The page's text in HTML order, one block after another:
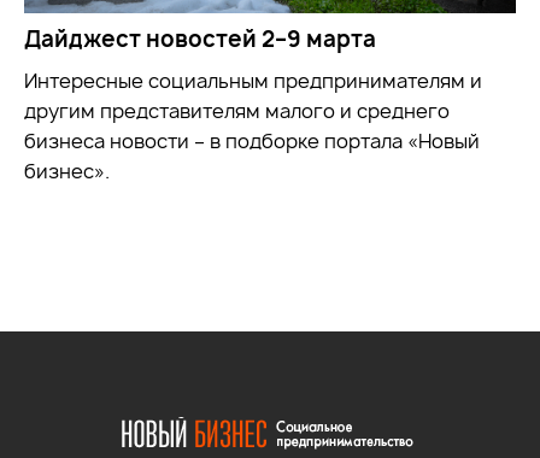
Дайджест новостей 2–9 марта
Интересные социальным предпринимателям и
другим представителям малого и среднего
бизнеса новости – в подборке портала «Новый
бизнес».